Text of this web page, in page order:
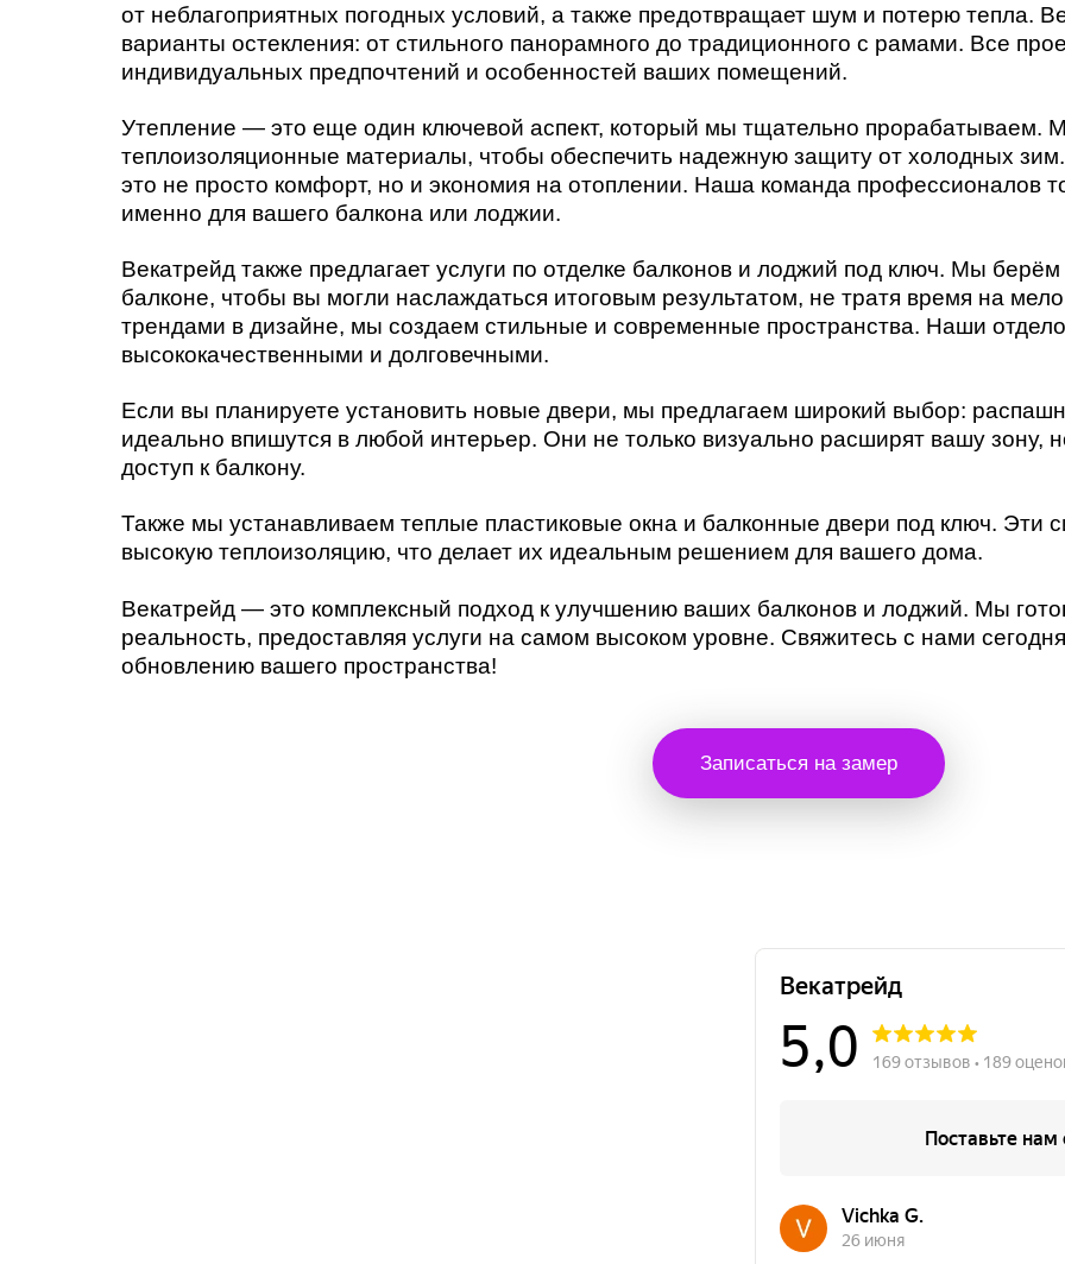
от неблагоприятных погодных условий, а также предотвращает шум и потерю тепла.
варианты остекления: от стильного панорамного до традиционного с рамами. Все
индивидуальных предпочтений и особенностей ваших помещений.
Утепление — это еще один ключевой аспект, который мы тщательно прорабатываем.
теплоизоляционные материалы, чтобы обеспечить надежную защиту от холодных
это не просто комфорт, но и экономия на отоплении. Наша команда профессионалов
именно для вашего балкона или лоджии.
Векатрейд также предлагает услуги по отделке балконов и лоджий под ключ. Мы
балконе, чтобы вы могли наслаждаться итоговым результатом, не тратя время на
трендами в дизайне, мы создаем стильные и современные пространства. Наши
высококачественными и долговечными.
Если вы планируете установить новые двери, мы предлагаем широкий выбор:
идеально впишутся в любой интерьер. Они не только визуально расширят вашу зону,
доступ к балкону.
Также мы устанавливаем теплые пластиковые окна и балконные двери под ключ. Эти
высокую теплоизоляцию, что делает их идеальным решением для вашего дома.
Векатрейд — это комплексный подход к улучшению ваших балконов и лоджий. Мы
реальность, предоставляя услуги на самом высоком уровне. Свяжитесь с нами
обновлению вашего пространства!
Записаться на замер